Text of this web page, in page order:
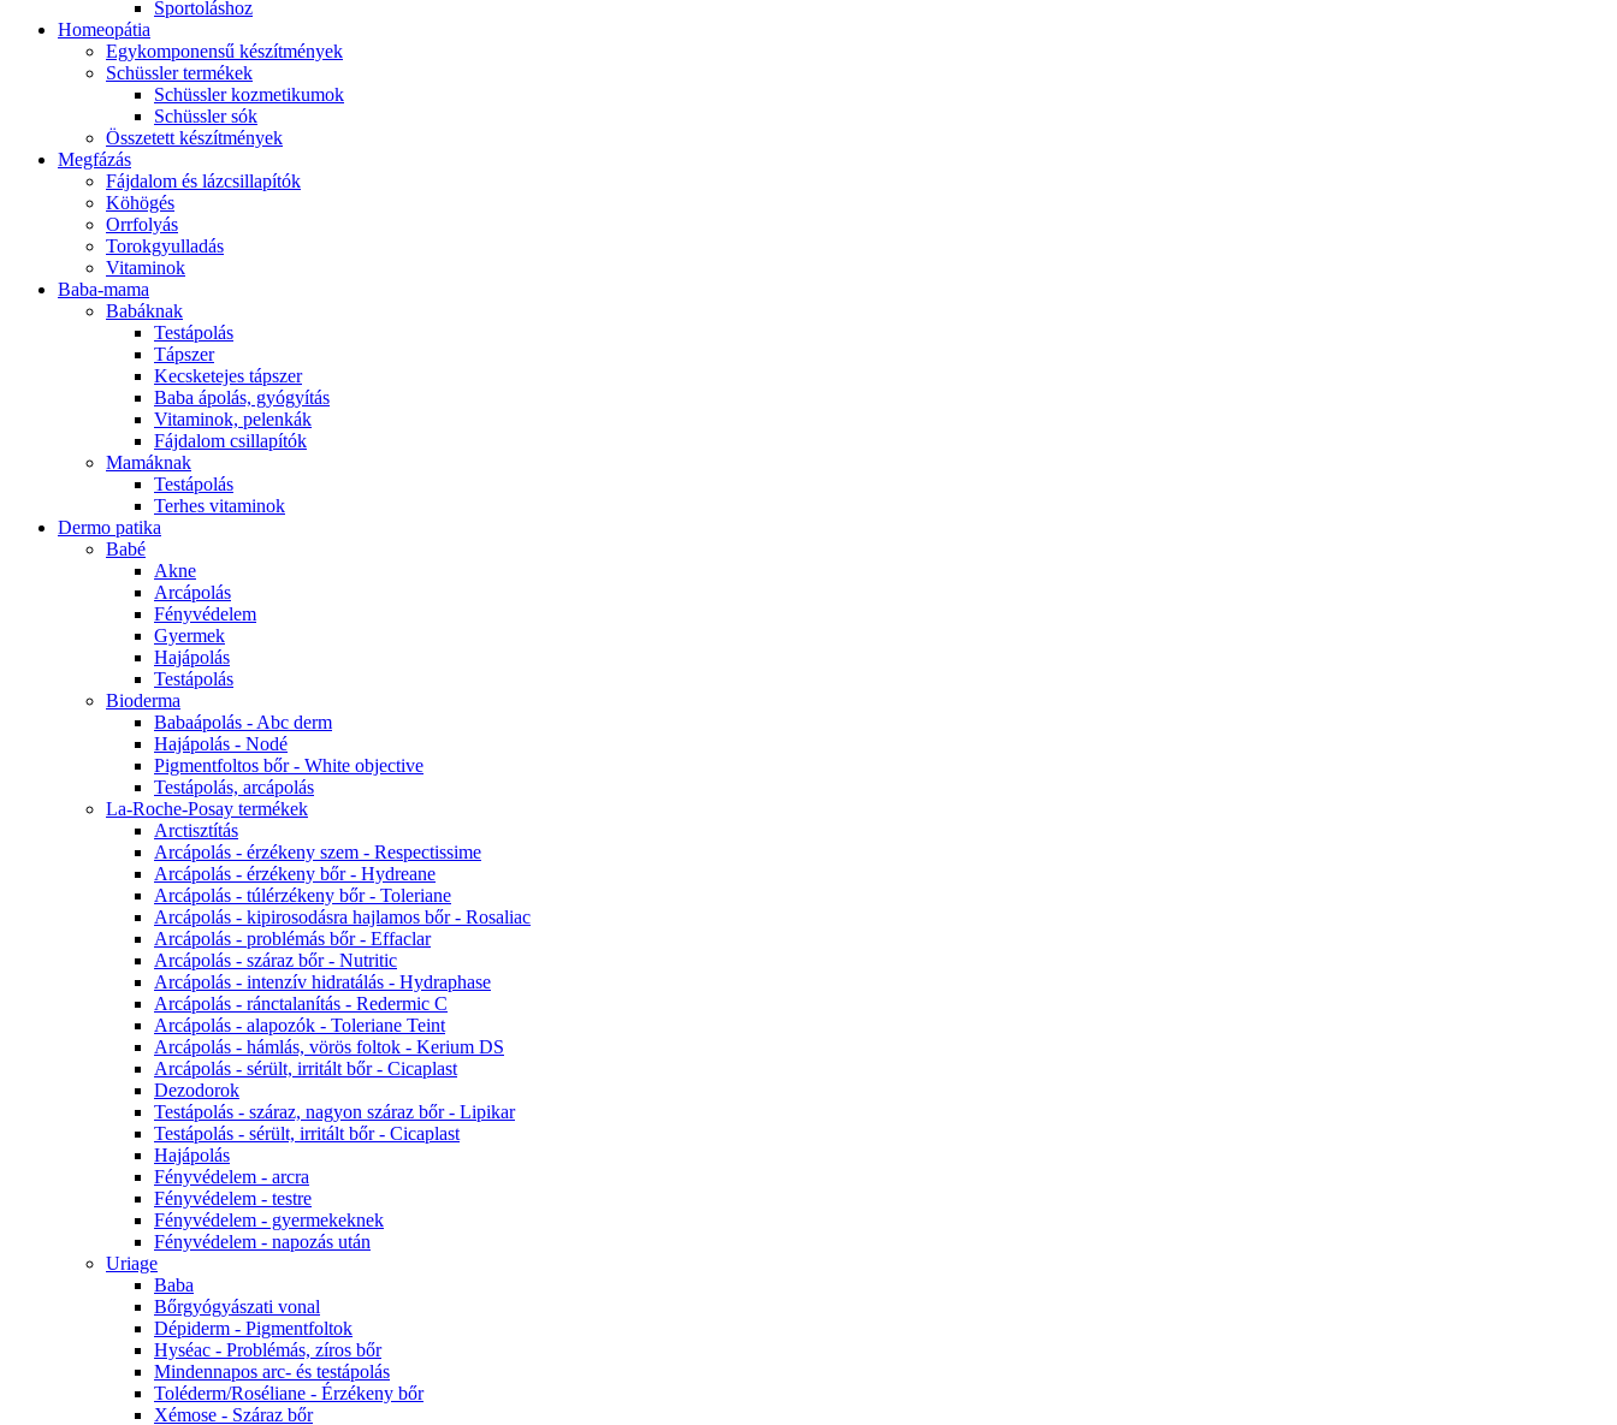
Sportoláshoz
Homeopátia
Egykomponensű készítmények
Schüssler termékek
Schüssler kozmetikumok
Schüssler sók
Összetett készítmények
Megfázás
Fájdalom és lázcsillapítók
Köhögés
Orrfolyás
Torokgyulladás
Vitaminok
Baba-mama
Babáknak
Testápolás
Tápszer
Kecsketejes tápszer
Baba ápolás, gyógyítás
Vitaminok, pelenkák
Fájdalom csillapítók
Mamáknak
Testápolás
Terhes vitaminok
Dermo patika
Babé
Akne
Arcápolás
Fényvédelem
Gyermek
Hajápolás
Testápolás
Bioderma
Babaápolás - Abc derm
Hajápolás - Nodé
Pigmentfoltos bőr - White objective
Testápolás, arcápolás
La-Roche-Posay termékek
Arctisztítás
Arcápolás - érzékeny szem - Respectissime
Arcápolás - érzékeny bőr - Hydreane
Arcápolás - túlérzékeny bőr - Toleriane
Arcápolás - kipirosodásra hajlamos bőr - Rosaliac
Arcápolás - problémás bőr - Effaclar
Arcápolás - száraz bőr - Nutritic
Arcápolás - intenzív hidratálás - Hydraphase
Arcápolás - ránctalanítás - Redermic C
Arcápolás - alapozók - Toleriane Teint
Arcápolás - hámlás, vörös foltok - Kerium DS
Arcápolás - sérült, irritált bőr - Cicaplast
Dezodorok
Testápolás - száraz, nagyon száraz bőr - Lipikar
Testápolás - sérült, irritált bőr - Cicaplast
Hajápolás
Fényvédelem - arcra
Fényvédelem - testre
Fényvédelem - gyermekeknek
Fényvédelem - napozás után
Uriage
Baba
Bőrgyógyászati vonal
Dépiderm - Pigmentfoltok
Hyséac - Problémás, zíros bőr
Mindennapos arc- és testápolás
Toléderm/Roséliane - Érzékeny bőr
Xémose - Száraz bőr